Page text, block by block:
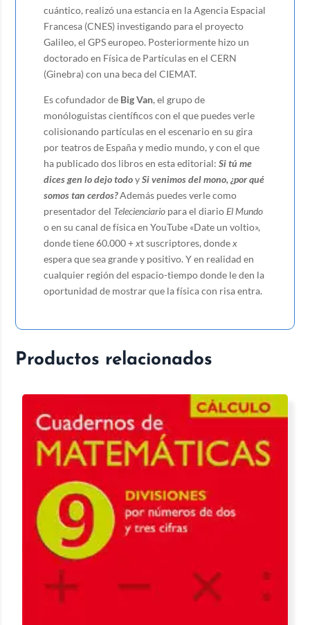
cuántico, realizó una estancia en la Agencia Espacial
Francesa (CNES) investigando para el proyecto
Galileo, el GPS europeo. Posteriormente hizo un
doctorado en Física de Partículas en el CERN
(Ginebra) con una beca del CIEMAT.
Es cofundador de Big Van, el grupo de
monóloguistas científicos con el que puedes verle
colisionando partículas en el escenario en su gira
por teatros de España y medio mundo, y con el que
ha publicado dos libros en esta editorial:Si tú me
dices gen lo dejo todo ySi venimos del mono, ¿por qué
somos tan cerdos?Además puedes verle como
presentador del Telecienciario para el diario El Mundo
o en su canal de física en YouTube «Date un voltio»,
donde tiene 60.000 +xt suscriptores, dondex
espera que sea grande y positivo. Y en realidad en
cualquier región del espacio-tiempo donde le den la
oportunidad de mostrar que la física con risa entra.
Productos relacionados